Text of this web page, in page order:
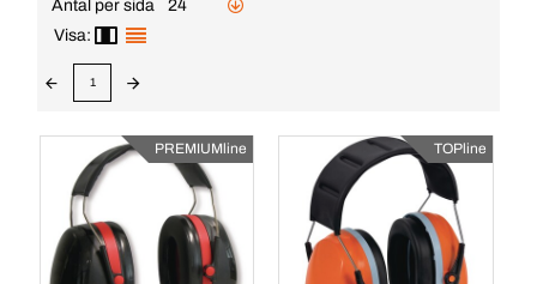
Antal per sida
24
Visa:
1
PREMIUMline TOPline